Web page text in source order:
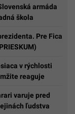
armáda
škola
Pre Fica
v rýchlosti
reaguje
varuje pred
ľudstva